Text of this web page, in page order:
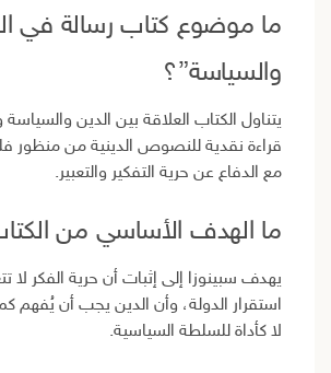
ما موضوع كتاب رسالة في
والسياسة”؟
يتناول الكتاب العلاقة بين الدين
قراءة نقدية للنصوص الدينية من منظور
مع الدفاع عن حرية التفكير والتعبير.
ما الهدف الأساسي من
يهدف سبينوزا إلى إثبات أن حرية الفكر لا
استقرار الدولة، وأن الدين يجب أن يُفهم
لا كأداة للسلطة السياسية.